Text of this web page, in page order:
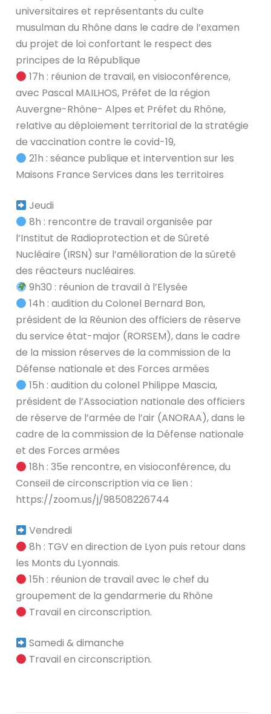
universitaires et représentants du culte
musulman du Rhône dans le cadre de l’examen
du projet de loi confortant le respect des
principes de la République
17h : réunion de travail, en visioconférence,
avec Pascal MAILHOS, Préfet de la région
Auvergne-Rhône- Alpes et Préfet du Rhône,
relative au déploiement territorial de la stratégie
de vaccination contre le covid-19,
21h : séance publique et intervention sur les
Maisons France Services dans les territoires
Jeudi
8h : rencontre de travail organisée par
l’Institut de Radioprotection et de Sûreté
Nucléaire (IRSN) sur l’amélioration de la sûreté
des réacteurs nucléaires.
9h30 : réunion de travail à l’Elysée
14h : audition du Colonel Bernard Bon,
président de la Réunion des officiers de réserve
du service état-major (RORSEM), dans le cadre
de la mission réserves de la commission de la
Défense nationale et des Forces armées
15h : audition du colonel Philippe Mascia,
président de l’Association nationale des officiers
de réserve de l’armée de l’air (ANORAA), dans le
cadre de la commission de la Défense nationale
et des Forces armées
18h : 35e rencontre, en visioconférence, du
Conseil de circonscription via ce lien :
https://zoom.us/j/98508226744
Vendredi
8h : TGV en direction de Lyon puis retour dans
les Monts du Lyonnais.
15h : réunion de travail avec le chef du
groupement de la gendarmerie du Rhône
Travail en circonscription.
Samedi & dimanche
Travail en circonscription.